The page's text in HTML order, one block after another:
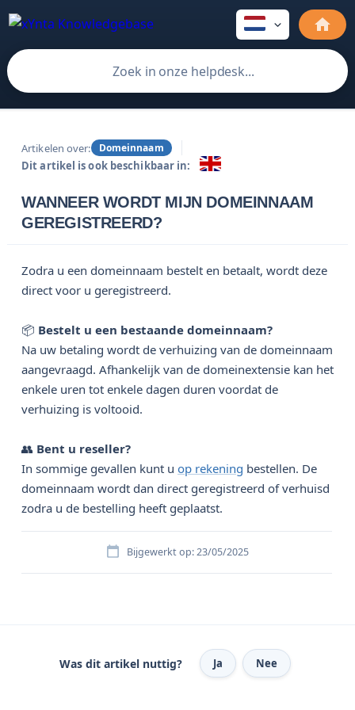
Artikelen over: Domeinnaam
Dit artikel is ook beschikbaar in:
WANNEER WORDT MIJN DOMEINNAAM
GEREGISTREERD?
Zodra u een domeinnaam bestelt en betaalt, wordt deze
direct voor u geregistreerd.
📦 Bestelt u een bestaande domeinnaam?
Na uw betaling wordt de verhuizing van de domeinnaam
aangevraagd. Afhankelijk van de domeinextensie kan het
enkele uren tot enkele dagen duren voordat de
verhuizing is voltooid.
👥 Bent u reseller?
In sommige gevallen kunt u op rekening bestellen. De
domeinnaam wordt dan direct geregistreerd of verhuisd
zodra u de bestelling heeft geplaatst.
Bijgewerkt op: 23/05/2025
Was dit artikel nuttig? Ja Nee